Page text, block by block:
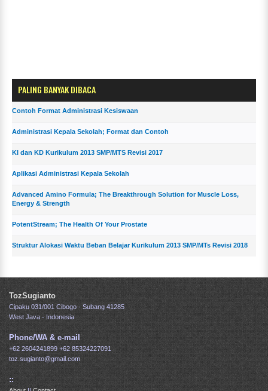
PALING BANYAK DIBACA
Contoh Format Administrasi Kesiswaan
Administrasi Kepala Sekolah; Format dan Contoh
KI dan KD Kurikulum 2013 SMP/MTS Revisi 2017
Aplikasi Administrasi Kepala Sekolah
Advanced Amino Formula; The Breakthrough Solution for Muscle Loss,
Energy & Strength
PotentStream; The Health Of Your Prostate
Struktur Alokasi Waktu Beban Belajar Kurikulum 2013 SMP/MTs Revisi 2018
TozSugianto
Cipaku 031/001 Cibogo - Subang 41285
West Java - Indonesia
Phone/WA & e-mail
+62 2604241899+62 85324227091
toz.sugianto@gmail.com
::